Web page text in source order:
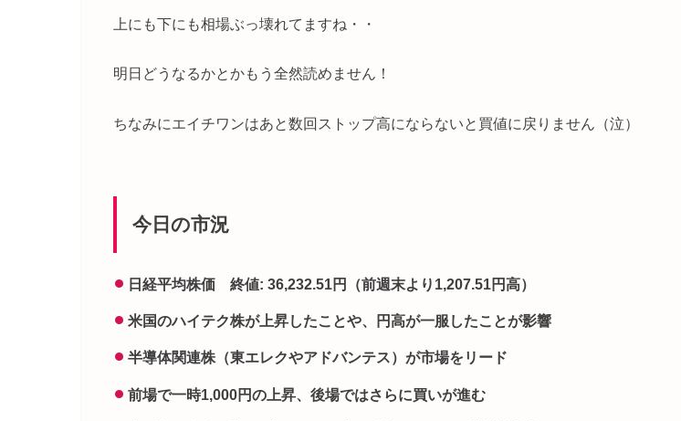
上にも下にも相場ぶっ壊れてますね・・
明日どうなるかとかもう全然読めません！
ちなみにエイチワンはあと数回ストップ高にならないと買値に戻りません（泣）
今日の市況
日経平均株価 終値: 36,232.51円（前週末より1,207.51円高）
米国のハイテク株が上昇したことや、円高が一服したことが影響
半導体関連株（東エレクやアドバンテス）が市場をリード
前場で一時1,000円の上昇、後場ではさらに買いが進む